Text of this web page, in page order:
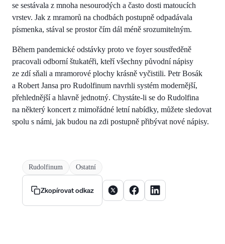
se sestávala z mnoha nesourodých a často dosti matoucích
vrstev. Jak z mramorů na chodbách postupně odpadávala
písmenka, stával se prostor čím dál méně srozumitelným.
Během pandemické odstávky proto ve foyer soustředěně
pracovali odborní štukatéři, kteří všechny původní nápisy
ze zdí sňali a mramorové plochy krásně vyčistili. Petr Bosák
a Robert Jansa pro Rudolfinum navrhli systém modernější,
přehlednější a hlavně jednotný. Chystáte-li se do Rudolfina
na některý koncert z mimořádné letní nabídky, můžete sledovat
spolu s námi, jak budou na zdi postupně přibývat nové nápisy.
Rudolfinum Ostatní
Zkopírovat odkaz Sdílet článek na X
Sdílet článek na Facebooku
Sdílet článek na